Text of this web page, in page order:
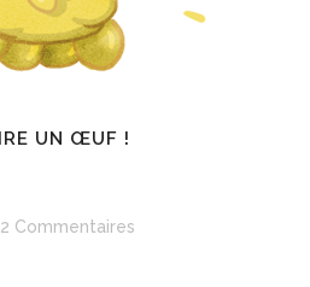
UN ŒUF !
2 Commentaires